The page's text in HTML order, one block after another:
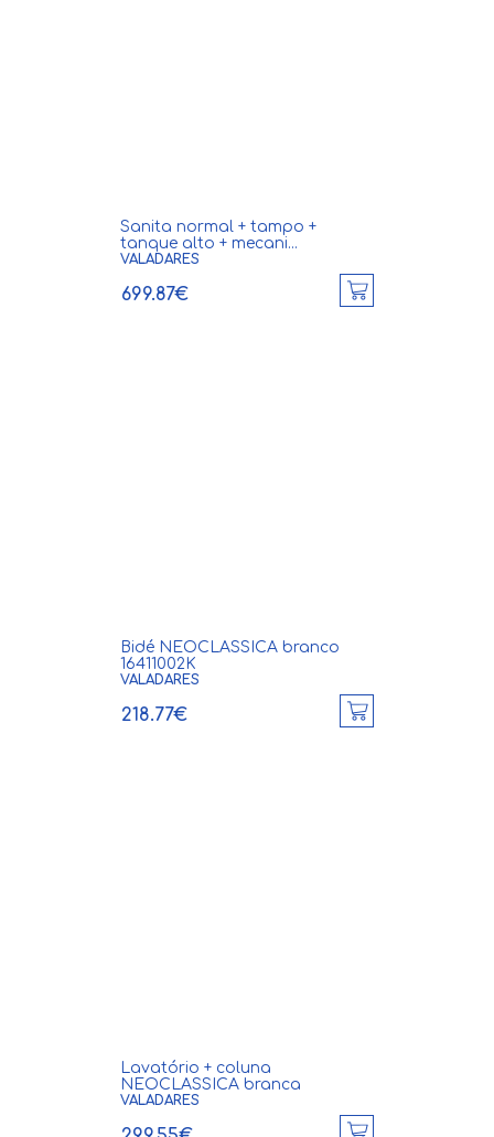
Sanita normal + tampo +
tanque alto + mecani...
VALADARES
699.87€
Bidé NEOCLASSICA branco
16411002K
VALADARES
218.77€
Lavatório + coluna
NEOCLASSICA branca
VALADARES